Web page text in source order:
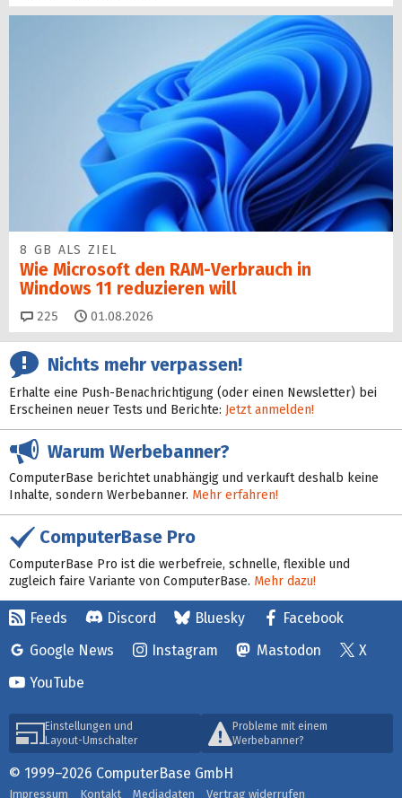
8 GB ALS ZIEL
Wie Microsoft den RAM-Verbrauch in
Windows 11 reduzieren will
225 Kommentare
01.08.2026
Nichts mehr verpassen!
Erhalte eine Push-Benachrichtigung (oder einen Newsletter) bei
Erscheinen neuer Tests und Berichte: Jetzt anmelden!
Warum Werbebanner?
ComputerBase berichtet unabhängig und verkauft deshalb keine
Inhalte, sondern Werbebanner. Mehr erfahren!
ComputerBase Pro
ComputerBase Pro ist die werbefreie, schnelle, flexible und
zugleich faire Variante von ComputerBase. Mehr dazu!
Feeds Discord Bluesky
Facebook
Google News
Instagram Mastodon
X
YouTube
Einstellungen und
Layout-Umschalter
Probleme mit einem
Werbebanner?
© 1999–2026 ComputerBase GmbH
Impressum Kontakt Mediadaten Vertrag widerrufen